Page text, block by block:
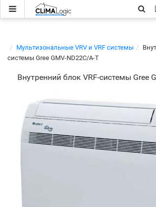
Мультизональные VRV и VRF системы
системы Gree GMV-ND22C/A-T
Внутренний блок VRF-системы Gree